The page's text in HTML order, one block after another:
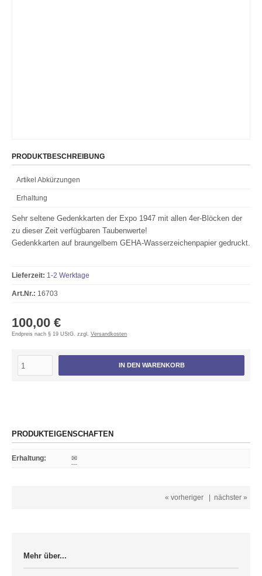
PRODUKTBESCHREIBUNG
Artikel Abkürzungen
Erhaltung
Sehr seltene Gedenkkarten der Expo 1947 mit allen 4er-Blöcken der
zu dieser Zeit verfügbaren Taubenwerte!
Gedenkkarten auf braungelbem GEHA-Wasserzeichenpapier gedruckt.
Lieferzeit: 1-2 Werktage
Art.Nr.: 16703
100,00 €
Endpreis nach § 19 UStG. zzgl. Versandkosten
IN DEN WARENKORB
PRODUKTEIGENSCHAFTEN
Erhaltung: ✉
« vorheriger nächster »
Mehr über...